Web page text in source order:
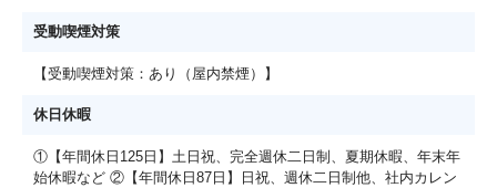
受動喫煙対策
【受動喫煙対策：あり（屋内禁煙）】
休日休暇
①【年間休日125日】土日祝、完全週休二日制、夏期休暇、年末年
始休暇など ②【年間休日87日】日祝、週休二日制他、社内カレン